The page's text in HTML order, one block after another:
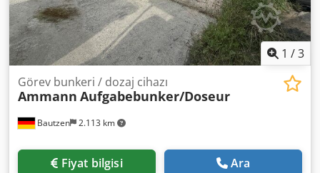
1 /3
Bautzen 2.113 km
Görev bunkeri / dozaj cihazı
Ammann Aufgabebunker/Doseur
Fiyat bilgisi Ara